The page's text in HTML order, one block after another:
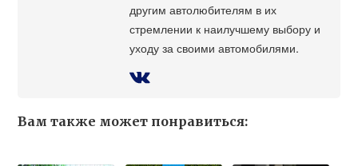
другим автолюбителям в их
стремлении к наилучшему выбору и
уходу за своими автомобилями.
Вам также может понравиться: